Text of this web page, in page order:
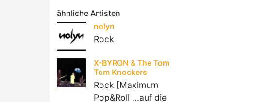
ähnliche Artisten
nolyn
Rock
X-BYRON & The Tom
Tom Knockers
Rock [Maximum
Pop&Roll ...auf die